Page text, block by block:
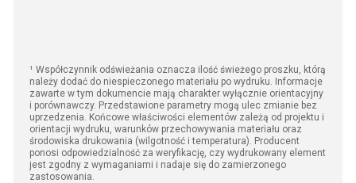
¹ Współczynnik odświeżania oznacza ilość świeżego proszku, którą
należy dodać do niespieczonego materiału po wydruku. Informacje
zawarte w tym dokumencie mają charakter wyłącznie orientacyjny
i porównawczy. Przedstawione parametry mogą ulec zmianie bez
uprzedzenia. Końcowe właściwości elementów zależą od projektu i
orientacji wydruku, warunków przechowywania materiału oraz
środowiska drukowania (wilgotność i temperatura). Producent
ponosi odpowiedzialność za weryfikację, czy wydrukowany element
jest zgodny z wymaganiami i nadaje się do zamierzonego
zastosowania.